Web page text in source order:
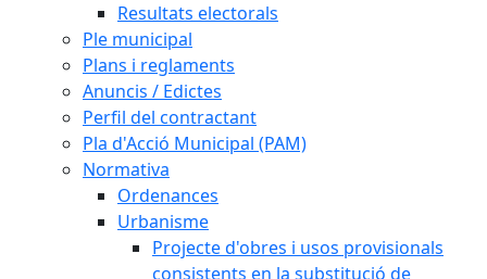
Resultats electorals
Ple municipal
Plans i reglaments
Anuncis / Edictes
Perfil del contractant
Pla d'Acció Municipal (PAM)
Normativa
Ordenances
Urbanisme
Projecte d'obres i usos provisionals
consistents en la substitució de